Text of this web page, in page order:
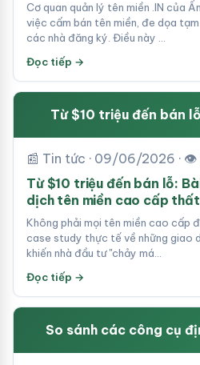
Cơ quan quản lý tên miền .IN của
việc cấm bán tên miền, đe dọa
các nhà đăng ký. Điều này …
Đọc tiếp →
Từ $10 triệu đến bán
📰 Tin tức · 09/06/2026 · 👁
Từ $10 triệu đến bán lỗ:
dịch tên miền cao cấp
Không phải mọi tên miền cao cấp
case study thực tế về những giao
khiến nhà đầu tư "chảy má…
Đọc tiếp →
So sánh các công cụ